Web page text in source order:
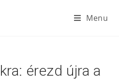
Menu
érezd újra a